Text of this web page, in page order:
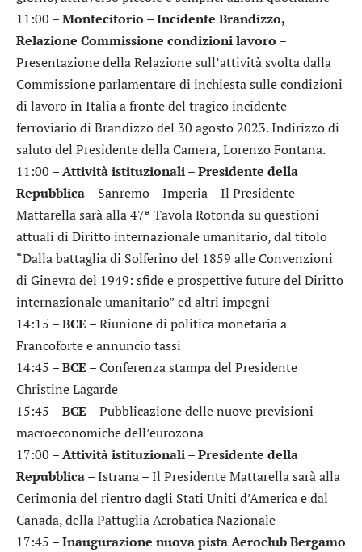
11:00 –Montecitorio – Incidente Brandizzo,
Relazione Commissione condizioni lavoro –
Presentazione della Relazione sull’attività svolta dalla
Commissione parlamentare di inchiesta sulle condizioni
di lavoro in Italia a fronte del tragico incidente
ferroviario di Brandizzo del 30 agosto 2023. Indirizzo di
saluto del Presidente della Camera, Lorenzo Fontana.
11:00 –Attività istituzionali – Presidente della
Repubblica– Sanremo – Imperia – Il Presidente
Mattarella sarà alla 47ª Tavola Rotonda su questioni
attuali di Diritto internazionale umanitario, dal titolo
“Dalla battaglia di Solferino del 1859 alle Convenzioni
di Ginevra del 1949: sfide e prospettive future del Diritto
internazionale umanitario” ed altri impegni
14:15 –BCE – Riunione di politica monetaria a
Francoforte e annuncio tassi
14:45 –BCE – Conferenza stampa del Presidente
Christine Lagarde
15:45 –BCE – Pubblicazione delle nuove previsioni
macroeconomiche dell’eurozona
17:00 –Attività istituzionali – Presidente della
Repubblica– Istrana – Il Presidente Mattarella sarà alla
Cerimonia del rientro dagli Stati Uniti d’America e dal
Canada, della Pattuglia Acrobatica Nazionale
17:45 –Inaugurazione nuova pista Aeroclub Bergamo